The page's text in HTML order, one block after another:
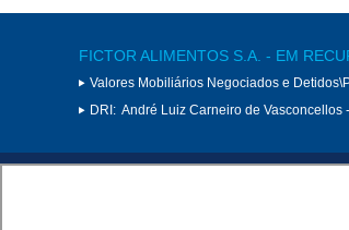
FICTOR ALIMENTOS S.A. - EM
Valores Mobiliários Negociados e
DRI: André Luiz Carneiro de Vasconcellos